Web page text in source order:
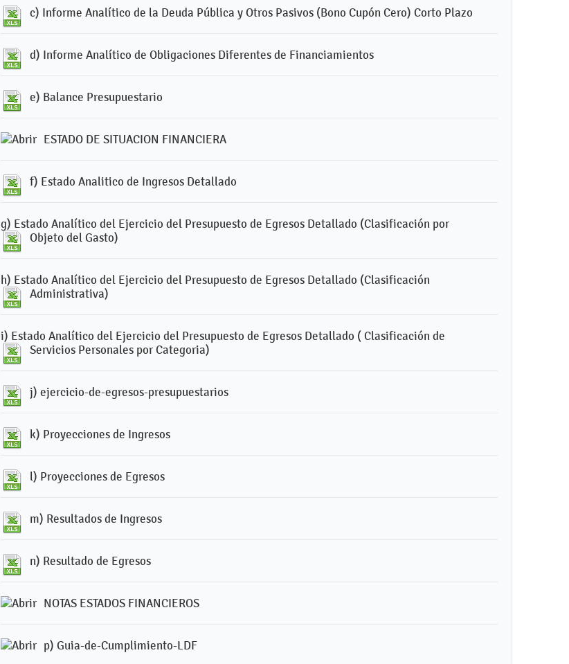
c) Informe Analítico de la Deuda Pública y Otros Pasivos (Bono Cupón Cero) Corto Plazo
d) Informe Analítico de Obligaciones Diferentes de Financiamientos
e) Balance Presupuestario
ESTADO DE SITUACION FINANCIERA
f) Estado Analitico de Ingresos Detallado
g) Estado Analítico del Ejercicio del Presupuesto de Egresos Detallado (Clasificación por
Objeto del Gasto)
h) Estado Analítico del Ejercicio del Presupuesto de Egresos Detallado (Clasificación
Administrativa)
i) Estado Analítico del Ejercicio del Presupuesto de Egresos Detallado ( Clasificación de
Servicios Personales por Categoria)
j) ejercicio-de-egresos-presupuestarios
k) Proyecciones de Ingresos
l) Proyecciones de Egresos
m) Resultados de Ingresos
n) Resultado de Egresos
NOTAS ESTADOS FINANCIEROS
p) Guia-de-Cumplimiento-LDF